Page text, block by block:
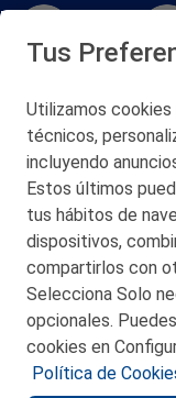
Tus
Utilizamos
técnicos,
incluyendo
Estos últimos
tus hábitos de
dispositivos,
compartirlos con
Selecciona Solo
opcionales.
cookies en
Política de